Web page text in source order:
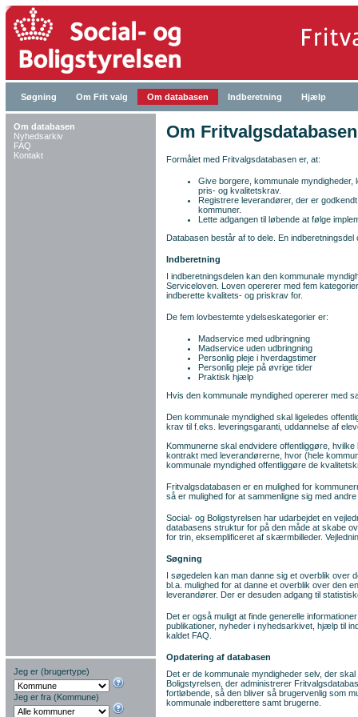
Søgning Om Frit valg Om databasen Indberetning Hjælp
Om databasen
Nyhedsarkiv
FAQ
Kontakt
Om Fritvalgsdatabasen
Formålet med Fritvalgsdatabasen er, at:
Give borgere, kommunale
pris- og kvalitetskrav.
Registrere leverandører, der er
kommuner.
Lette adgangen til løbende at følge
Databasen består af to dele. En indberetningsdel
Indberetning
I indberetningsdelen kan den kommunale
Serviceloven. Loven opererer med fem
indberette kvalitets- og priskrav for.
De fem lovbestemte ydelseskategorier er:
Madservice med udbringning
Madservice uden udbringning
Personlig pleje i hverdagstimer
Personlig pleje på øvrige tider
Praktisk hjælp
Hvis den kommunale myndighed opererer med
Den kommunale myndighed skal ligeledes
krav til f.eks. leveringsgaranti, uddannelse af
Kommunerne skal endvidere offentliggøre,
kontrakt med leverandørerne, hvor (hele
kommunale myndighed offentliggøre de
Fritvalgsdatabasen er en mulighed for
så er mulighed for at sammenligne sig med
Social- og Boligstyrelsen har udarbejdet en
databasens struktur for på den måde at skabe
for trin, eksemplificeret af skærmbilleder.
Søgning
I søgedelen kan man danne sig et overblik over
bl.a. mulighed for at danne et overblik over den
leverandører. Der er desuden adgang til
Det er også muligt at finde generelle
publikationer, nyheder i nyhedsarkivet, hjælp til
kaldet FAQ.
Opdatering af databasen
Det er de kommunale myndigheder selv, der
Boligstyrelsen, der administrerer
fortløbende, så den bliver så brugervenlig som
kommunale indberettere samt brugerne.
Jeg er (brugertype)
Jeg er fra (Kommune)